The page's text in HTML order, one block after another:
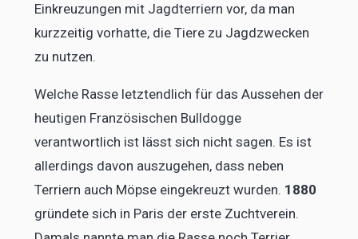
Einkreuzungen mit Jagdterriern vor, da man
kurzzeitig vorhatte, die Tiere zu Jagdzwecken
zu nutzen.
Welche Rasse letztendlich für das Aussehen der
heutigen Französischen Bulldogge
verantwortlich ist lässt sich nicht sagen. Es ist
allerdings davon auszugehen, dass neben
Terriern auch Möpse eingekreuzt wurden. 1880
gründete sich in Paris der erste Zuchtverein.